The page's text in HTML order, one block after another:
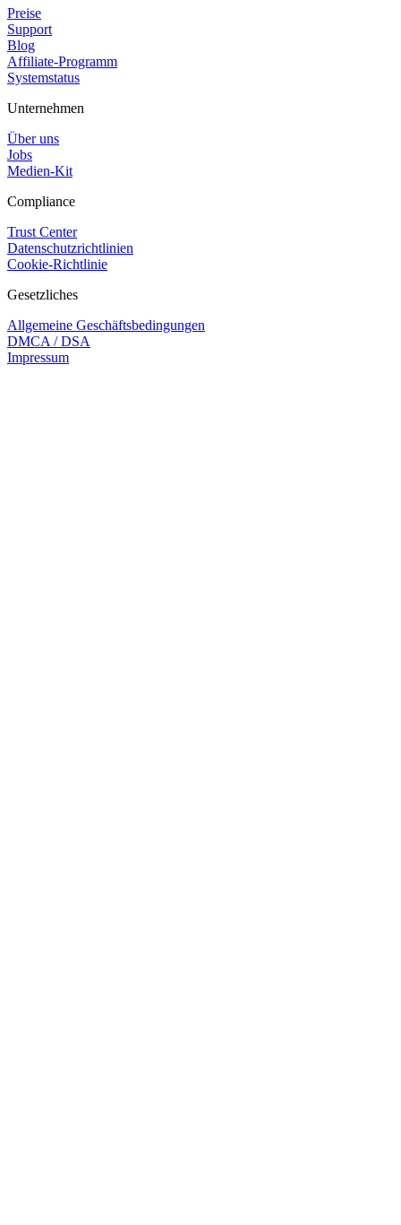
Preise
Support
Blog
Affiliate-Programm
Systemstatus
Unternehmen
Über uns
Jobs
Medien-Kit
Compliance
Trust Center
Datenschutzrichtlinien
Cookie-Richtlinie
Gesetzliches
Allgemeine Geschäftsbedingungen
DMCA / DSA
Impressum